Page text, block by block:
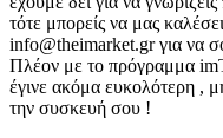
τότε μπορείς να μας
info@theimarket.gr για να
Πλέον με το πρόγραμμα
έγινε ακόμα ευκολότερη ,
την συσκευή σου !